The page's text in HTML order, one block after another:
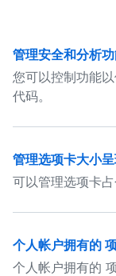
管理安全和分析
您可以控制功能
代码。
管理选项卡大小
可以管理选项卡占
个人帐户拥有的
个人帐户拥有的